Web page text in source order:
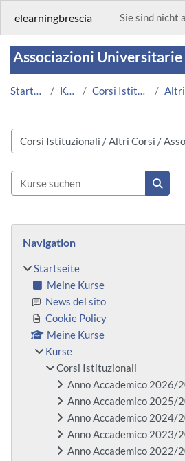
elearningbrescia Sie sind nicht
Associazioni Universitarie
Startseite Kurse Corsi Istituzionali
Kursbereiche
Kurse suchen
Kurse
Blöcke
Navigation
Startseite
Meine Kurse
News del sito
Cookie Policy
Meine Kurse
Kurse
Corsi Istituzionali
Anno Accademico 2026/
Anno Accademico 2025/
Anno Accademico 2024/
Anno Accademico 2023/
Anno Accademico 2022/